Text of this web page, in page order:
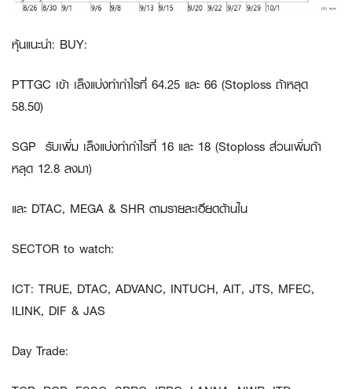
หุ้นแนะนำ: BUY:
PTTGC เข้า เล็งแบ่งทำกำไรที่ 64.25 และ 66 (Stoploss ถ้าหลุด
58.50)
SGP รับเพิ่ม เล็งแบ่งทำกำไรที่ 16 และ 18 (Stoploss ส่วนเพิ่มถ้า
หลุด 12.8 ลงมา)
และ DTAC, MEGA &SHR ตามรายละเอียดด้านใน
SECTOR to watch:
ICT: TRUE, DTAC, ADVANC, INTUCH, AIT, JTS, MFEC,
ILINK, DIF & JAS
Day Trade: